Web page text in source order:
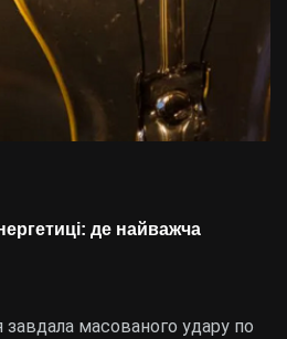
де найважча
завдала масованого удару по